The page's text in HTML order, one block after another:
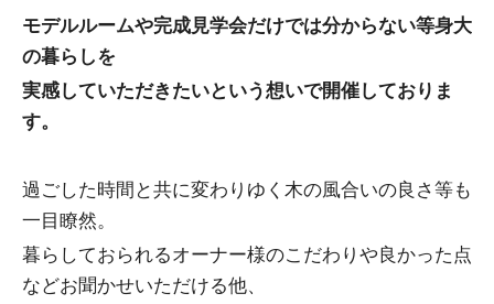
モデルルームや完成見学会だけでは分からない等身大
の暮らしを
実感していただきたいという想いで開催しておりま
す。
過ごした時間と共に変わりゆく木の風合いの良さ等も
一目瞭然。
暮らしておられるオーナー様のこだわりや良かった点
などお聞かせいただける他、